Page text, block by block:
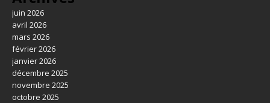
juin 2026
avril 2026
mars 2026
février 2026
janvier 2026
décembre 2025
novembre 2025
octobre 2025